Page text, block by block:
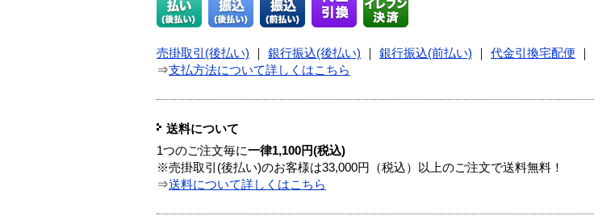
売掛取引(後払い) 銀行振込(後払い) 銀行振込(前払い) 代金引換宅配便
⇒支払方法について詳しくはこちら
送料について
1つのご注文毎に一律1,100円(税込)
※売掛取引(後払い)のお客様は33,000円（税込）以上のご注文で送料無料！
⇒送料について詳しくはこちら